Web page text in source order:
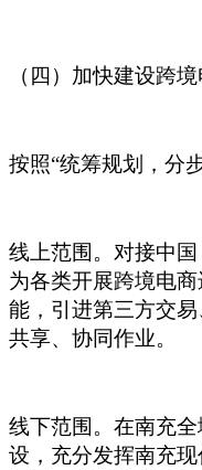
（四）加快建设跨
按照“统筹规划，分
线上范围。对接中
为各类开展跨境电
能，引进第三方交
共享、协同作业。
线下范围。在南充
设，充分发挥南充